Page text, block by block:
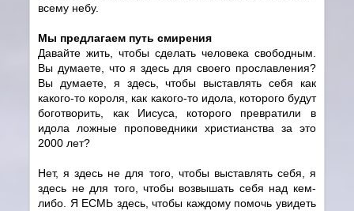
всему небу.
Мы предлагаем путь смирения
Давайте жить, чтобы сделать человека свободным.
Вы думаете, что я здесь для своего прославления?
Вы думаете, я здесь, чтобы выставлять себя как
какого-то короля, как какого-то идола, которого будут
боготворить, как Иисуса, которого превратили в
идола ложные проповедники христианства за это
2000 лет?
Нет, я здесь не для того, чтобы выставлять себя, я
здесь не для того, чтобы возвышать себя над кем-
либо. Я ЕСМЬ здесь, чтобы каждому помочь увидеть